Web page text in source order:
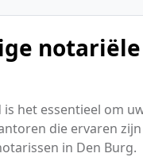
het essentieel om
die ervaren
in Den Burg.